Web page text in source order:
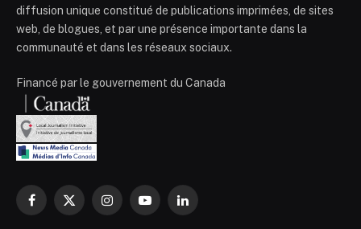
diffusion unique constitué de publications imprimées, de sites
web, de blogues, et par une présence importante dans la
communauté et dans les réseaux sociaux.
Financé par le gouvernement du Canada
Facebook
X
InstagramYouTubeLinkedIn